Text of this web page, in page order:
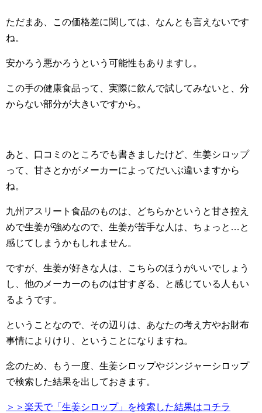
ただまあ、この価格差に関しては、なんとも言えないです
ね。
安かろう悪かろうという可能性もありますし。
この手の健康食品って、実際に飲んで試してみないと、分
からない部分が大きいですから。
あと、口コミのところでも書きましたけど、生姜シロップ
って、甘さとかがメーカーによってだいぶ違いますから
ね。
九州アスリート食品のものは、どちらかというと甘さ控え
めで生姜が強めなので、生姜が苦手な人は、ちょっと…と
感じてしまうかもしれません。
ですが、生姜が好きな人は、こちらのほうがいいでしょう
し、他のメーカーのものは甘すぎる、と感じている人もい
るようです。
ということなので、その辺りは、あなたの考え方やお財布
事情によりけり、ということになりますね。
念のため、もう一度、生姜シロップやジンジャーシロップ
で検索した結果を出しておきます。
＞＞楽天で「生姜シロップ」を検索した結果はコチラ